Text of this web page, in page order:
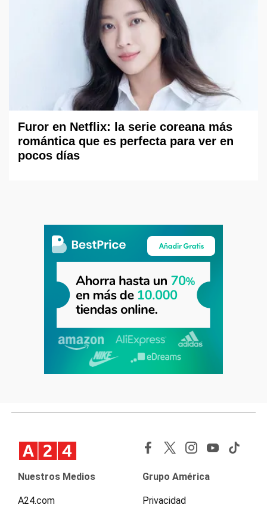
Furor en Netflix: la serie coreana más
romántica que es perfecta para ver en
pocos días
Nuestros Medios
A24.com
Grupo América
Privacidad